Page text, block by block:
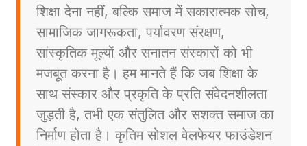
शिक्षा देना नहीं, बल्कि समाज में सकारात्मक सोच,
सामाजिक जागरूकता, पर्यावरण संरक्षण,
सांस्कृतिक मूल्यों और सनातन संस्कारों को भी
मजबूत करना है। हम मानते हैं कि जब शिक्षा के
साथ संस्कार और प्रकृति के प्रति संवेदनशीलता
जुड़ती है, तभी एक संतुलित और सशक्त समाज का
निर्माण होता है। कृतिम सोशल वेलफेयर फाउंडेशन